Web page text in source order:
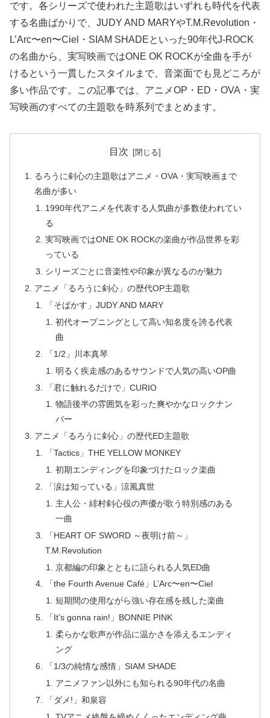
です。各シリーズで使われた主題歌はいずれも時代を代表
する名曲ばかりで、JUDY AND MARYやT.M.Revolution・
L’Arc〜en〜Ciel・SIAM SHADEといった90年代J-ROCK
の名曲から、実写映画ではONE OK ROCKが全曲を手が
けるという一貫したスタイルまで、音楽面でも見どころが
多い作品です。この記事では、アニメOP・ED・OVA・実
写映画のすべての主題歌を時系列でまとめます。
目次
るろうに剣心の主題歌はアニメ・OVA・実写映画まで
名曲が多い
1990年代アニメを代表する人気曲が多数使われてい
る
実写映画ではONE OK ROCKの楽曲が作品世界を彩
っている
シリーズごとに音楽性や印象が異なるのが魅力
アニメ「るろうに剣心」の歴代OP主題歌
「そばかす」JUDY AND MARY
初代オープニングとして高い知名度を誇る代表
曲
「1/2」川本真琴
明るく疾走感のあるサウンドで人気の高いOP曲
「君に触れるだけで」CURIO
物語後半の雰囲気を彩った爽やかなロックナン
バー
アニメ「るろうに剣心」の歴代ED主題歌
「Tactics」THE YELLOW MONKEY
初期エンディングを印象づけたロック楽曲
「涙は知っている」涼風真世
主人公・緋村剣心役の声優が歌う特別感のある
一曲
「HEART OF SWORD ～夜明け前～」
T.M.Revolution
京都編の印象とともに語られる人気ED曲
「the Fourth Avenue Café」L’Arc〜en〜Ciel
短期間の使用ながら強い存在感を残した楽曲
「It’s gonna rain!」BONNIE PINK
柔らかな歌声が作品に温かさを添えるエンディ
ング
「1/3の純情な感情」SIAM SHADE
アニメファン以外にも知られる90年代の名曲
「ダメ!」和泉容